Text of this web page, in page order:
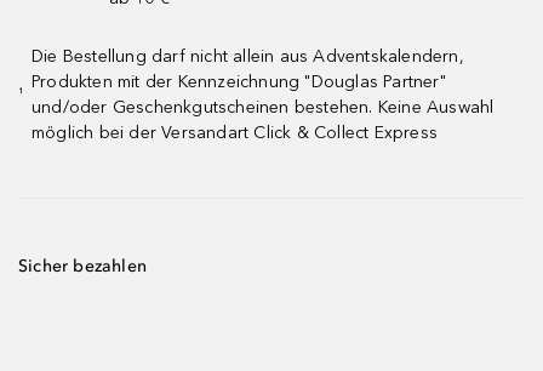
¹
Die Bestellung darf nicht allein aus Adventskalendern,
Produkten mit der Kennzeichnung "Douglas Partner"
und/oder Geschenkgutscheinen bestehen. Keine Auswahl
möglich bei der Versandart Click & Collect Express
Sicher bezahlen